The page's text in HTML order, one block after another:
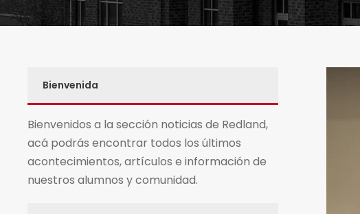
Bienvenida
Bienvenidos a la sección noticias de Redland,
acá podrás encontrar todos los últimos
acontecimientos, artículos e información de
nuestros alumnos y comunidad.